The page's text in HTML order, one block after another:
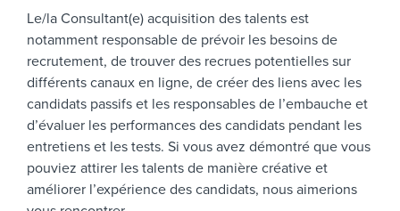
Le/la Consultant(e) acquisition des talents est
notamment responsable de prévoir les besoins de
recrutement, de trouver des recrues potentielles sur
différents canaux en ligne, de créer des liens avec les
candidats passifs et les responsables de l’embauche et
d’évaluer les performances des candidats pendant les
entretiens et les tests. Si vous avez démontré que vous
pouviez attirer les talents de manière créative et
améliorer l’expérience des candidats, nous aimerions